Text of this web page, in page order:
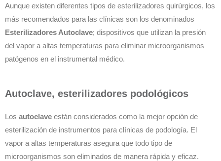
Aunque existen diferentes tipos de esterilizadores quirúrgicos, los
más recomendados para las clínicas son los denominados
Esterilizadores Autoclave; dispositivos que utilizan la presión
del vapor a altas temperaturas para eliminar microorganismos
patógenos en el instrumental médico.
Autoclave, esterilizadores podológicos
Los autoclave están considerados como la mejor opción de
esterilización de instrumentos para clínicas de podología. El
vapor a altas temperaturas asegura que todo tipo de
microorganismos son eliminados de manera rápida y eficaz.